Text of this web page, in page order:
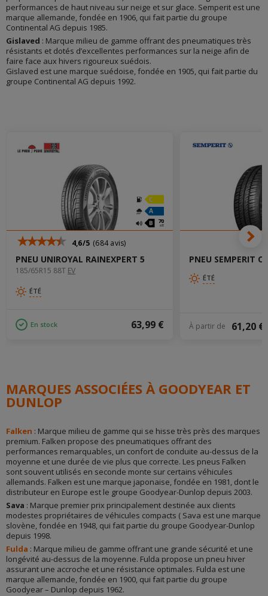
performances de haut niveau sur neige et sur glace. Semperit est une
marque allemande, fondée en 1906, qui fait partie du groupe
Continental AG depuis 1985.
Gislaved : Marque milieu de gamme offrant des pneumatiques très
résistants et dotés d’excellentes performances sur la neige afin de
faire face aux hivers rigoureux suédois.
Gislaved est une marque suédoise, fondée en 1905, qui fait partie du
groupe Continental AG depuis 1992.
70
dB
4,6/5 (684 avis)
PNEU UNIROYAL RAINEXPERT 5
185/65R15 88T EV
ÉTÉ
63,99 €
En stock
PNEU SEMPERIT
ÉTÉ
À partir de 61,20 €
MARQUES ASSOCIÉES À GOODYEAR ET
DUNLOP
Falken : Marque milieu de gamme qui se hisse très près des marques
premium. Falken propose des pneumatiques offrant des
performances remarquables, un confort de conduite au-dessus de la
moyenne et une durée de vie plus que correcte. Les pneus Falken
sont souvent utilisés en seconde monte sur certains véhicules
allemands. Falken est une marque japonaise, fondée en 1981, dont le
distributeur en Europe est le groupe Goodyear-Dunlop depuis 2003.
Sava : Marque premier prix principalement destinée aux clients
modestes propriétaires de véhicules compacts ( Sava est une marque
slovène, fondée en 1948, qui fait partie du groupe Goodyear-Dunlop
depuis 1998.
Fulda : Marque milieu de gamme offrant une grande sécurité et une
longévité au-dessus de la moyenne. Fulda propose un pneu hiver
assurant une accroche et une résistance optimales. Fulda est une
marque allemande, fondée en 1900, qui fait partie du groupe
Goodyear – Dunlop depuis 1962.